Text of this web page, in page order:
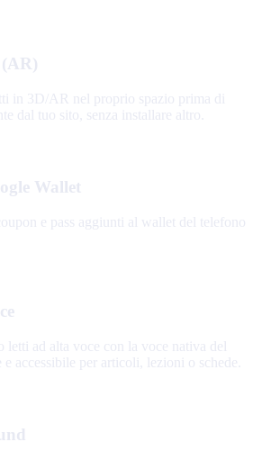
in 3D/AR nel proprio spazio prima di
dal tuo sito, senza installare altro.
Wallet
e pass aggiunti al wallet del telefono
letti ad alta voce con la voce nativa del
accessibile per articoli, lezioni o schede.